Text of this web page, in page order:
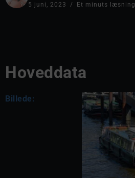
5 juni, 2023 Et minuts læsning
Hoveddata
Billede: